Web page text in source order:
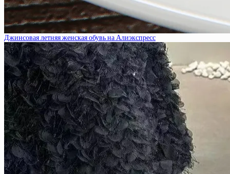
Джинсовая летняя женская обувь на Алиэкспресс